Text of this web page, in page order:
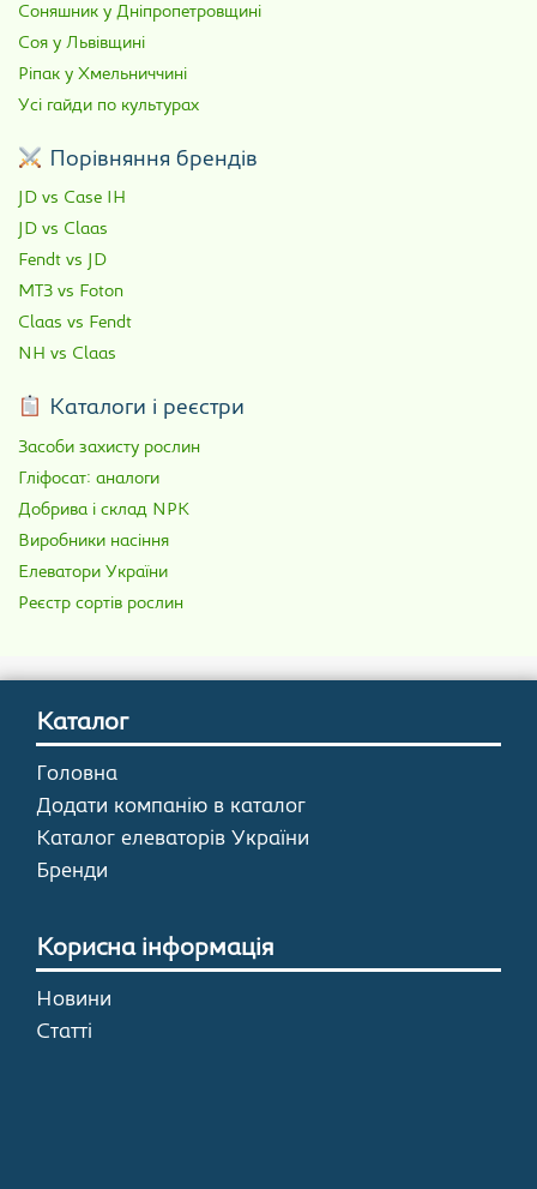
Соняшник у Дніпропетровщині
Соя у Львівщині
Ріпак у Хмельниччині
Усі гайди по культурах
Порівняння брендів
JD vs Case IH
JD vs Claas
Fendt vs JD
МТЗ vs Foton
Claas vs Fendt
NH vs Claas
Каталоги і реєстри
Засоби захисту рослин
Гліфосат: аналоги
Добрива і склад NPK
Виробники насіння
Елеватори України
Реєстр сортів рослин
Каталог
Головна
Додати компанію в каталог
Каталог елеваторів України
Бренди
Корисна інформація
Новини
Статті